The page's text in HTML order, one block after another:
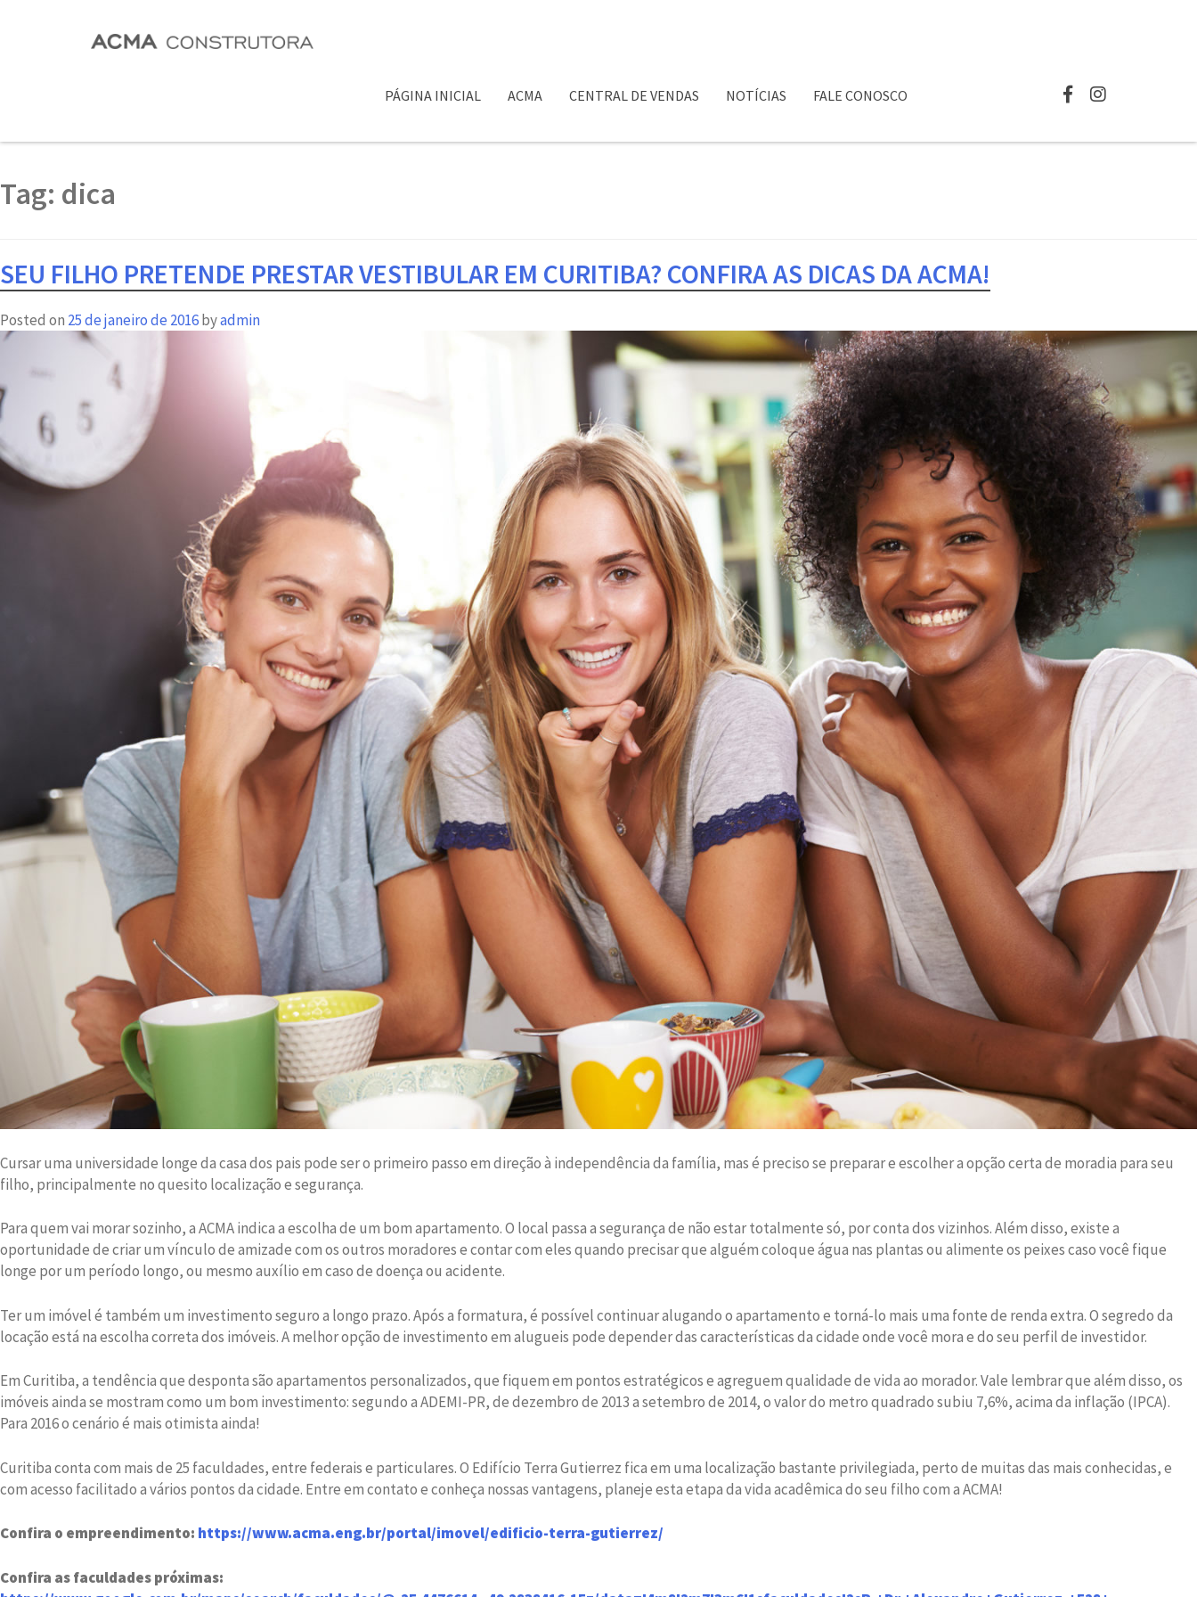
PÁGINA INICIAL ACMA CENTRAL DE VENDAS NOTÍCIAS FALE CONOSCO
Tag: dica
SEU FILHO PRETENDE PRESTAR VESTIBULAR EM CURITIBA? CONFIRA AS DICAS DA ACMA!
Posted on 25 de janeiro de 2016byadmin
Cursar uma universidade longe da casa dos pais pode ser o primeiro passo em direção à independência da família, mas é preciso se preparar e escolher a opção certa de moradia para seu
filho, principalmente no quesito localização e segurança.
Para quem vai morar sozinho, a ACMA indica a escolha de um bom apartamento. O local passa a segurança de não estar totalmente só, por conta dos vizinhos. Além disso, existe a
oportunidade de criar um vínculo de amizade com os outros moradores e contar com eles quando precisar que alguém coloque água nas plantas ou alimente os peixes caso você fique
longe por um período longo, ou mesmo auxílio em caso de doença ou acidente.
Ter um imóvel é também um investimento seguro a longo prazo. Após a formatura, é possível continuar alugando o apartamento e torná-lo mais uma fonte de renda extra. O segredo da
locação está na escolha correta dos imóveis. A melhor opção de investimento em alugueis pode depender das características da cidade onde você mora e do seu perfil de investidor.
Em Curitiba, a tendência que desponta são apartamentos personalizados, que fiquem em pontos estratégicos e agreguem qualidade de vida ao morador. Vale lembrar que além disso, os
imóveis ainda se mostram como um bom investimento: segundo a ADEMI-PR, de dezembro de 2013 a setembro de 2014, o valor do metro quadrado subiu 7,6%, acima da inflação (IPCA).
Para 2016 o cenário é mais otimista ainda!
Curitiba conta com mais de 25 faculdades, entre federais e particulares. O Edifício Terra Gutierrez fica em uma localização bastante privilegiada, perto de muitas das mais conhecidas, e
com acesso facilitado a vários pontos da cidade. Entre em contato e conheça nossas vantagens, planeje esta etapa da vida acadêmica do seu filho com a ACMA!
Confira o empreendimento: https://www.acma.eng.br/portal/imovel/edificio-terra-gutierrez/
Confira as faculdades próximas: